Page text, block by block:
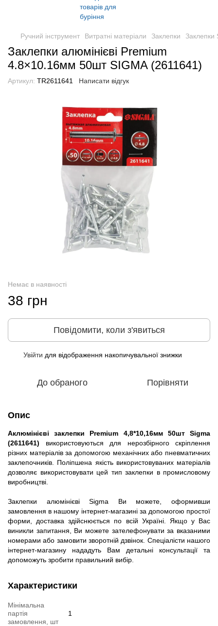
Ручний інструмент Витратні матеріали Заклепки Заклепки
Заклепки алюмінієві Premium
4.8×10.16мм 50шт SIGMA (2611641)
Артикул: TR2611641 Написати відгук
Немає в наявності
38 грн
Повідомити, коли з'явиться
Увійти для відображення накопичувальної знижки
До обраного Порівняти
Опис
Аклюмінієві заклепки Premium 4,8*10,16мм 50шт Sigma
(2611641) використовуються для нерозбірного скріплення
різних матеріалів за допомогою механічних або пневматичних
заклепочників. Поліпшена якість використовуваних матеріалів
дозволяє використовувати цей тип заклепки в промисловому
виробництві.
Заклепки алюмінієві Sigma Ви можете, оформивши
замовлення в нашому інтернет-магазині за допомогою простої
форми, доставка здійснюється по всій Україні. Якщо у Вас
виникли запитання, Ви можете зателефонувати за вказаними
номерами або замовити зворотній дзвінок. Спеціалісти нашого
інтернет-магазину нададуть Вам детальні консультації та
допоможуть зробити правильний вибір.
Характеристики
Мінімальна
партія
замовлення, шт
1